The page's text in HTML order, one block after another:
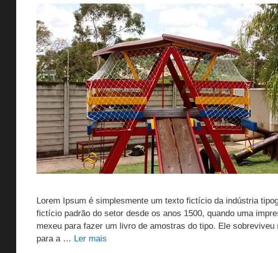
Lorem Ipsum é simplesmente um texto fictício da indústria
fictício padrão do setor desde os anos 1500, quando uma
mexeu para fazer um livro de amostras do tipo. Ele
para a … Ler mais